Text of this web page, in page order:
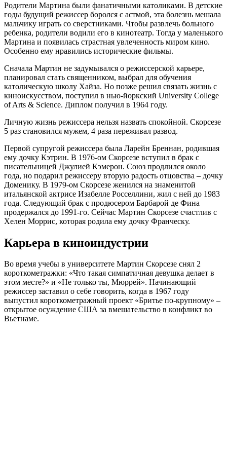
Родители Мартина были фанатичными католиками. В детские
годы будущий режиссер боролся с астмой, эта болезнь мешала
мальчику играть со сверстниками. Чтобы развлечь больного
ребенка, родители водили его в кинотеатр. Тогда у маленького
Мартина и появилась страстная увлеченность миром кино.
Особенно ему нравились исторические фильмы.
Сначала Мартин не задумывался о режиссерской карьере,
планировал стать священником, выбрал для обучения
католическую школу Хайза. Но позже решил связать жизнь с
киноискусством, поступил в нью-йоркский University College
of Arts & Science. Диплом получил в 1964 году.
Личную жизнь режиссера нельзя назвать спокойной. Скорсезе
5 раз становился мужем, 4 раза переживал развод.
Первой супругой режиссера была Ларейн Бреннан, родившая
ему дочку Кэтрин. В 1976-ом Скорсезе вступил в брак с
писательницей Джулией Кэмерон. Союз продлился около
года, но подарил режиссеру вторую радость отцовства – дочку
Доменику. В 1979-ом Скорсезе женился на знаменитой
итальянской актрисе Изабелле Росселлини, жил с ней до 1983
года. Следующий брак с продюсером Барбарой де Фина
продержался до 1991-го. Сейчас Мартин Скорсезе счастлив с
Хелен Моррис, которая родила ему дочку Франческу.
Карьера в киноиндустрии
Во время учебы в университете Мартин Скорсезе снял 2
короткометражки: «Что такая симпатичная девушка делает в
этом месте?» и «Не только ты, Мюррей». Начинающий
режиссер заставил о себе говорить, когда в 1967 году
выпустил короткометражный проект «Бритье по-крупному» –
открытое осуждение США за вмешательство в конфликт во
Вьетнаме.